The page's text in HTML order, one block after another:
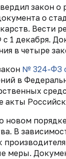
закон о
о
Вести
1 декабря.
в четыре
№ 324-ФЗ
в
акты
новом
В
меры.